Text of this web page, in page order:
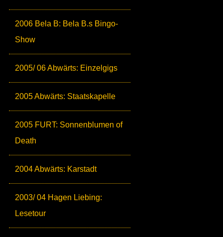
2006 Bela B: Bela B.s Bingo-
Show
2005/ 06 Abwärts: Einzelgigs
2005 Abwärts: Staatskapelle
2005 FURT: Sonnenblumen of
Death
2004 Abwärts: Karstadt
2003/ 04 Hagen Liebing:
Lesetour